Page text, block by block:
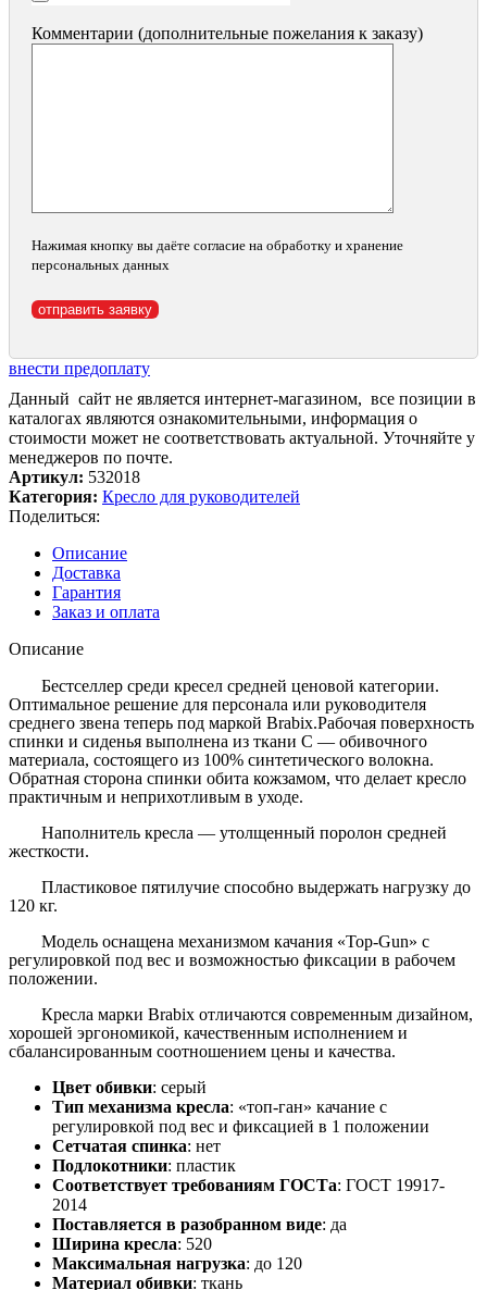
Комментарии (дополнительные пожелания к заказу)
Нажимая кнопку вы даёте согласие на обработку и хранение
персональных данных
внести предоплату
Данный сайт не является интернет-магазином, все позиции в
каталогах являются ознакомительными, информация о
стоимости может не соответствовать актуальной. Уточняйте у
менеджеров по почте.
Артикул: 532018
Категория: Кресло для руководителей
Поделиться:
Описание
Доставка
Гарантия
Заказ и оплата
Описание
Бестселлер среди кресел средней ценовой категории.
Оптимальное решение для персонала или руководителя
среднего звена теперь под маркой Brabix.Рабочая поверхность
спинки и сиденья выполнена из ткани C — обивочного
материала, состоящего из 100% синтетического волокна.
Обратная сторона спинки обита кожзамом, что делает кресло
практичным и неприхотливым в уходе.
Наполнитель кресла — утолщенный поролон средней
жесткости.
Пластиковое пятилучие способно выдержать нагрузку до
120 кг.
Модель оснащена механизмом качания «Top-Gun» с
регулировкой под вес и возможностью фиксации в рабочем
положении.
Кресла марки Brabix отличаются современным дизайном,
хорошей эргономикой, качественным исполнением и
сбалансированным соотношением цены и качества.
Цвет обивки: серый
Тип механизма кресла: «топ-ган» качание с
регулировкой под вес и фиксацией в 1 положении
Сетчатая спинка: нет
Подлокотники: пластик
Соответствует требованиям ГОСТа: ГОСТ 19917-
2014
Поставляется в разобранном виде: да
Ширина кресла: 520
Максимальная нагрузка: до 120
Материал обивки: ткань